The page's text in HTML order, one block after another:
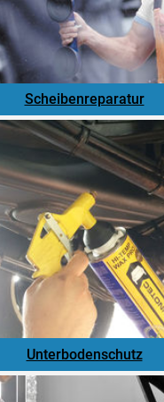
Scheibenreparatur
Unterbodenschutz